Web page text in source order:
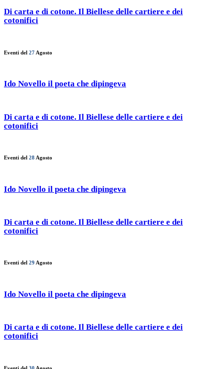
Di carta e di cotone. Il Biellese delle cartiere e dei
cotonifici
Eventi del 27 Agosto
Ido Novello il poeta che dipingeva
Di carta e di cotone. Il Biellese delle cartiere e dei
cotonifici
Eventi del 28 Agosto
Ido Novello il poeta che dipingeva
Di carta e di cotone. Il Biellese delle cartiere e dei
cotonifici
Eventi del 29 Agosto
Ido Novello il poeta che dipingeva
Di carta e di cotone. Il Biellese delle cartiere e dei
cotonifici